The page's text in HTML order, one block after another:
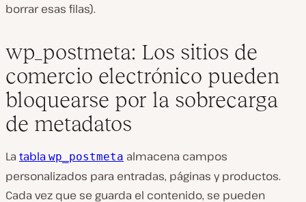
borrar esas filas).
wp_postmeta: Los sitios de
comercio electrónico pueden
bloquearse por la sobrecarga
de metadatos
La tabla wp_postmeta almacena campos
personalizados para entradas, páginas y productos.
Cada vez que se guarda el contenido, se pueden